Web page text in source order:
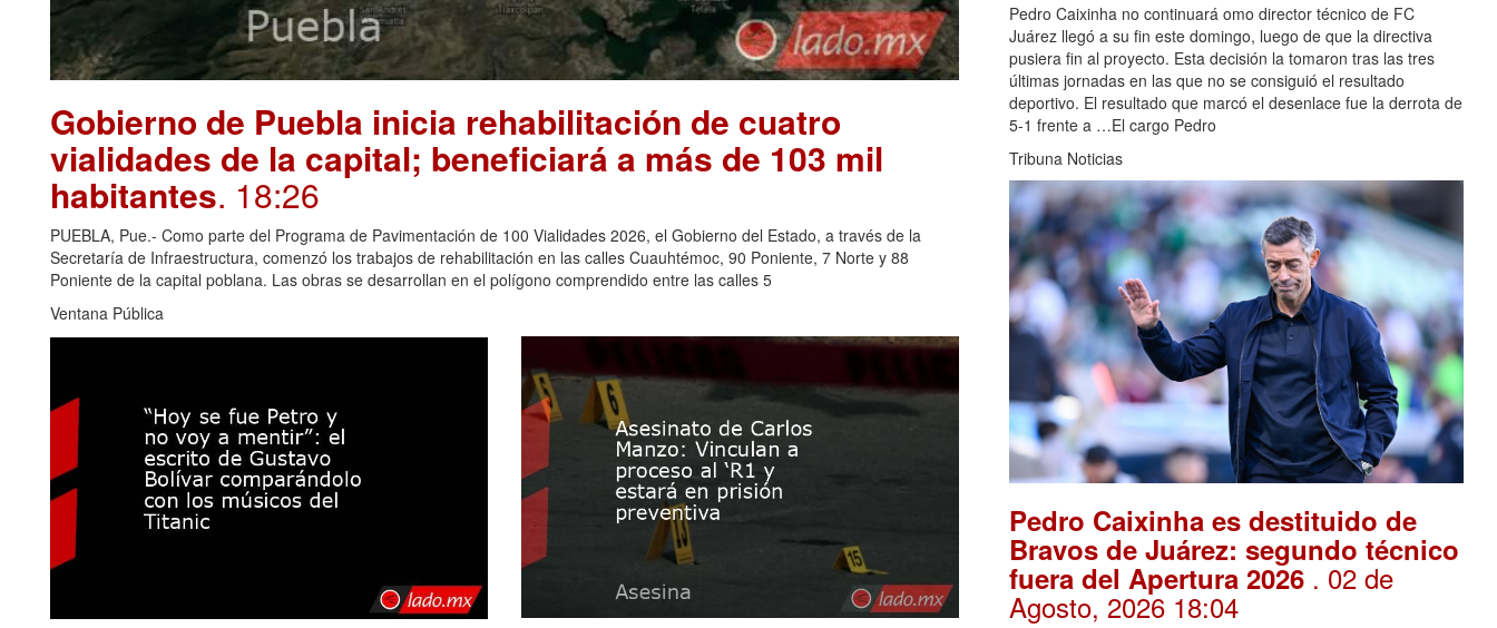
Gobierno de Puebla inicia rehabilitación de cuatro
vialidades de la capital; beneficiará a más de 103 mil
habitantes. 18:26
PUEBLA, Pue.- Como parte del Programa de Pavimentación de 100 Vialidades 2026, el Gobierno del Estado, a través de la
Secretaría de Infraestructura, comenzó los trabajos de rehabilitación en las calles Cuauhtémoc, 90 Poniente, 7 Norte y 88
Poniente de la capital poblana. Las obras se desarrollan en el polígono comprendido entre las calles 5
Ventana Pública
Pedro Caixinha no continuará omo director técnico de FC
Juárez llegó a su fin este domingo, luego de que la directiva
pusiera fin al proyecto. Esta decisión la tomaron tras las tres
últimas jornadas en las que no se consiguió el resultado
deportivo. El resultado que marcó el desenlace fue la derrota de
5-1 frente a …El cargo Pedro
Tribuna Noticias
Pedro Caixinha es destituido de
Bravos de Juárez: segundo técnico
fuera del Apertura 2026 . 02 de
Agosto, 2026 18:04